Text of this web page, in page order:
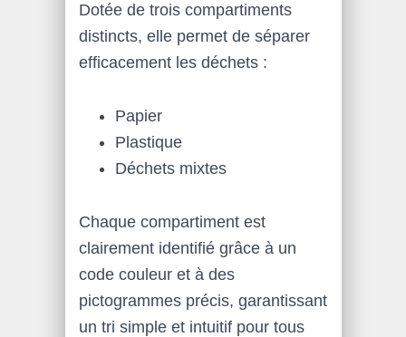
Dotée de trois compartiments
distincts, elle permet de séparer
efficacement les déchets :
Papier
Plastique
Déchets mixtes
Chaque compartiment est
clairement identifié grâce à un
code couleur et à des
pictogrammes précis, garantissant
un tri simple et intuitif pour tous